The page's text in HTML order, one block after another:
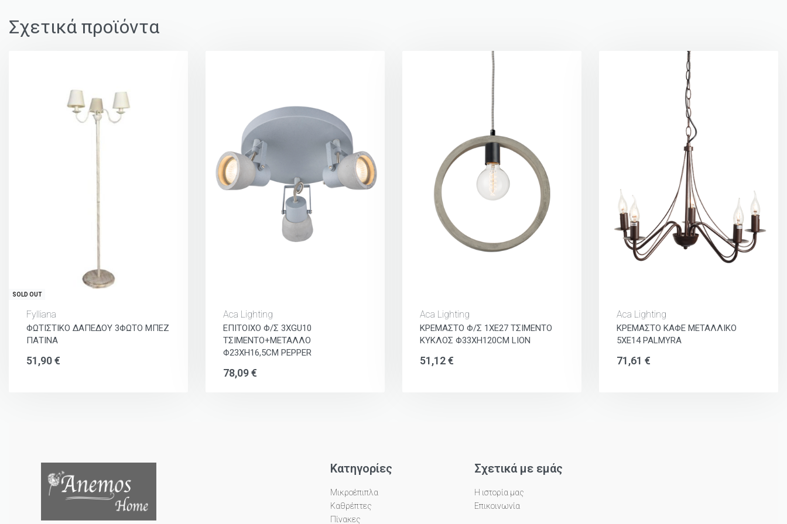
Σχετικά προϊόντα
SOLD OUT
Fylliana
ΦΩΤΙΣΤΙΚΟ ΔΑΠΕΔΟΥ 3ΦΩΤΟ ΜΠΕΖ
ΠΑΤΙΝΑ
51,90€
Aca Lighting
ΕΠΙΤΟΙΧΟ Φ/Σ 3ΧGU10
ΤΣΙΜΕΝΤΟ+ΜΕΤΑΛΛΟ
Φ23ΧΗ16,5CM PEPPER
78,09€
Aca Lighting
ΚΡΕΜΑΣΤΟ Φ/Σ 1ΧΕ27 ΤΣΙΜΕΝΤΟ
ΚΥΚΛΟΣ Φ33XH120CM LION
51,12€
Aca Lighting
ΚΡΕΜΑΣΤΟ ΚΑΦΕ ΜΕΤΑΛΛΙΚΟ
5ΧΕ14 PALMYRA
71,61 €
Κατηγορίες
Μικροέπιπλα
Καθρέπτες
Πίνακες
Σχετικά με εμάς
Η ιστορία μας
Επικοινωνία